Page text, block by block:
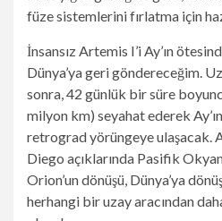
füze sistemlerini fırlatma için
İnsansız Artemis I’i Ay’ın
Dünya’ya geri göndereceğim.
sonra, 42 günlük bir süre
milyon km) seyahat ederek
retrograd yörüngeye ulaşacak.
Diego açıklarında Pasifik
Orion’un dönüşü, Dünya’ya
herhangi bir uzay aracından